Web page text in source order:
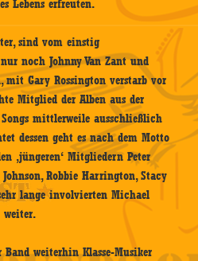
Lebens erfreuten.
sind vom einstig
noch Johnny Van Zant und
mit Gary Rossington verstarb vor
Mitglied der Alben aus der
Songs mittlerweile ausschließlich
dessen geht es nach dem Motto
‚jüngeren‘ Mitgliedern Peter
Robbie Harrington, Stacy
lange involvierten Michael
weiter.
Band weiterhin Klasse-Musiker